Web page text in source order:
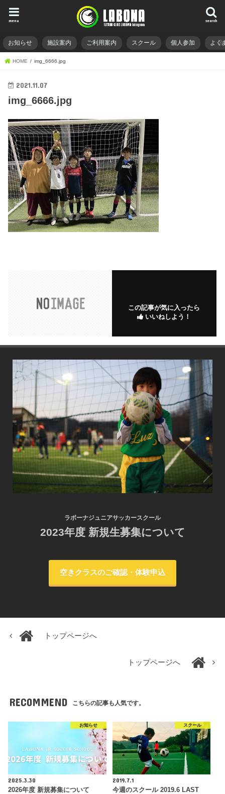
search
menu
お知らせ 施設案内 ご利用案内 スクール 個人参加 よく
HOME img_6666.jpg
2021.11.07
img_6666.jpg
この記事が気に入ったら
いいねしよう！
ラボーナジュニアサッカースクール
2023年度 新規生募集について
空きクラスのご確認・体験申込
トップページへ
トップページへ
RECOMMEND こちらの記事も人気です。
お知らせ
2025.3.30
2026年度 新規募集について
スクール
2019.7.1
今週のスクール 2019.6 LAST